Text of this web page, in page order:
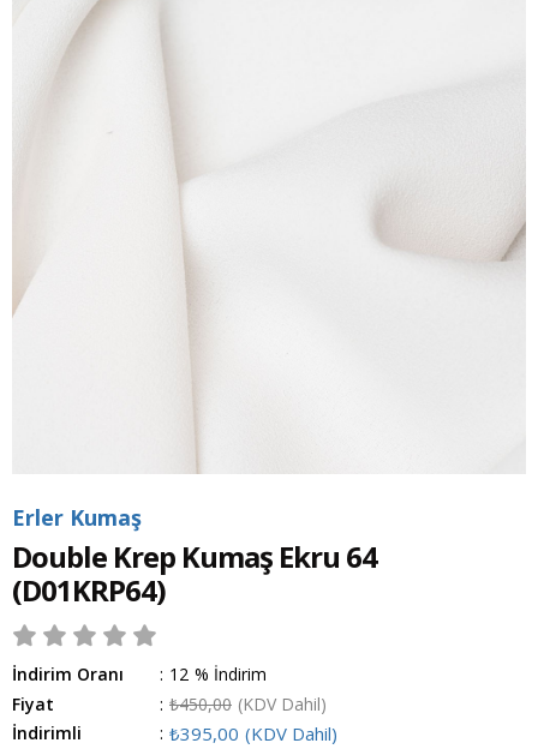
Erler Kumaş
Double Krep Kumaş Ekru 64
(D01KRP64)
İndirim Oranı : %
12
İndirim
Fiyat
: ₺450,00 (KDV Dahil)
İndirimli
: ₺395,00 (KDV Dahil)